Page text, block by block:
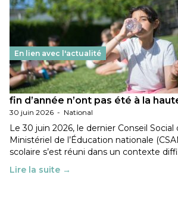
En lien avec l'actualité
Les décisions ministérielles
fin d’année n’ont pas été à la
30 juin 2026 - National
Le 30 juin 2026, le dernier Conseil Social
Ministériel de l’Éducation nationale
scolaire s’est réuni dans un contexte
Lire la suite →